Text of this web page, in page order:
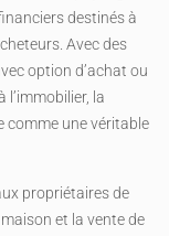
destinés à
Avec des
option d’achat ou
l’immobilier, la
comme une véritable
propriétaires de
et la vente de